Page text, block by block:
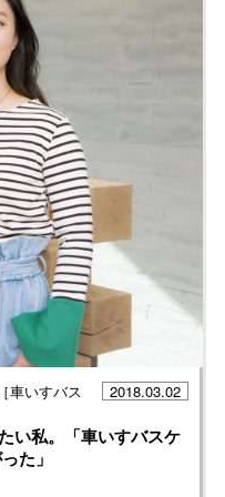
車いすバス
2018.03.02
い私。「車いすバスケ
た」